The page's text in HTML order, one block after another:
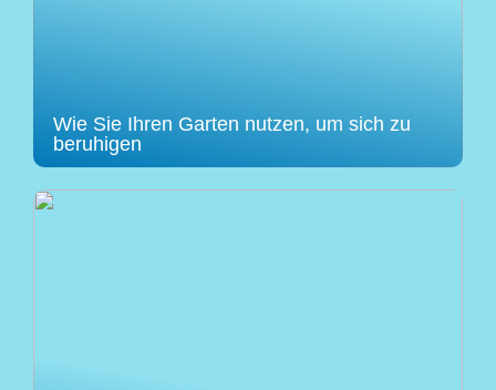
Wie Sie Ihren Garten nutzen, um sich zu
beruhigen